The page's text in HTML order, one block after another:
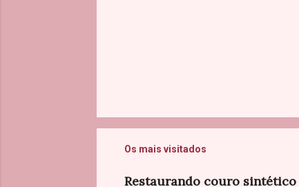
Os mais visitados
Restaurando couro sintético